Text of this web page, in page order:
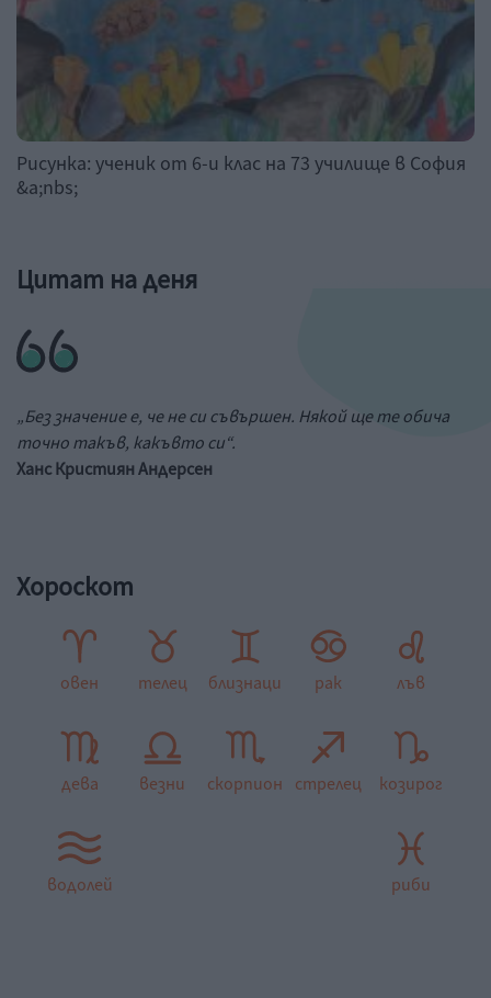
Рисунка: ученик от 6-и клас на 73 училище в София
&a;nbs;
Цитат на деня
„Без значение е, че не си съвършен. Някой ще те обича
точно такъв, какъвто си“.
Ханс Кристиян Андерсен
Хороскот
овен телец близнаци рак лъв
дева везни скорпион стрелец козирог
водолей риби